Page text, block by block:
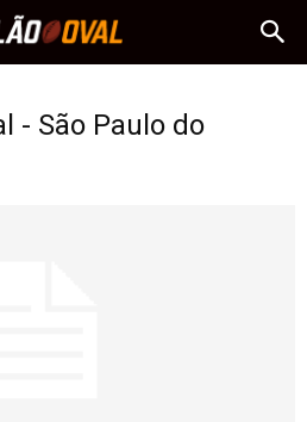
- São Paulo do